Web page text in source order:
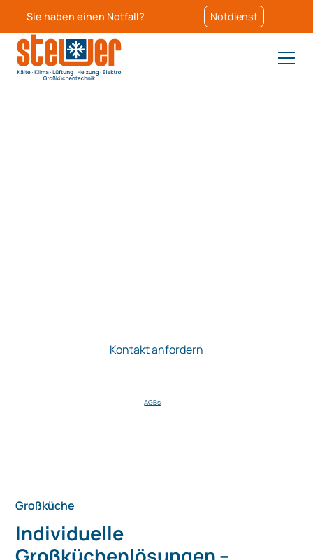
Sie haben einen Notfall? Notdienst
gegenüber der Firma STEUER widerrufen.AGBs
Großküche
Individuelle